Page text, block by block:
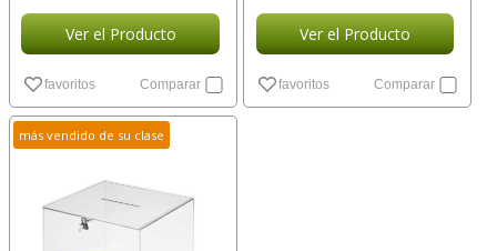
Ver el Producto
favoritos Comparar
Ver el Producto
favoritos Comparar
más vendido de su clase